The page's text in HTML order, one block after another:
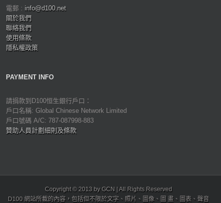
電郵 : info@d100.net
關於我們
聯絡我們
使用條款
隱私權政策
PAYMENT INFO
請捐款到D100恒生銀行戶口：
戶口名稱: Global Chinese Network Limited
戶口號碼 A/C: 787-087998-883
贊助人員計劃細則及條款
Copyright © 2013 by GCN | All Rights Reserved
D100 網站所載的內容，包括但不限於文字、照片、圖像、圖 畫、圖表、聲音